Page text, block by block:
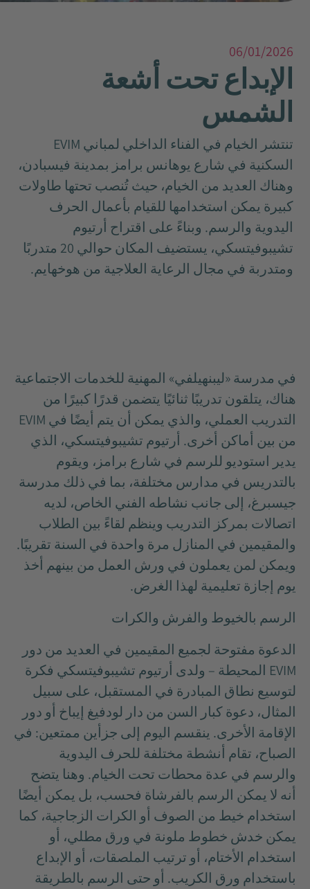
06/01/2026
الإبداع تحت أشعة
الشمس
تنتشر الخيام في الفناء الداخلي لمباني EVIM
السكنية في شارع يوهانس برامز بمدينة فيسبادن،
وهناك العديد من الخيام، حيث تُنصب تحتها طاولات
كبيرة يمكن استخدامها للقيام بأعمال الحرف
اليدوية والرسم. وبناءً على اقتراح أرتيوم
تشيبوفيتسكي، يستضيف المكان حوالي 20 متدربًا
ومتدربة في مجال الرعاية العلاجية من هوخهايم.
في مدرسة «ليبنهيلفي» المهنية للخدمات الاجتماعية
هناك، يتلقون تدريبًا ثنائيًا يتضمن قدرًا كبيرًا من
التدريب العملي، والذي يمكن أن يتم أيضًا في EVIM
من بين أماكن أخرى. أرتيوم تشيبوفيتسكي، الذي
يدير استوديو للرسم في شارع برامز، ويقوم
بالتدريس في مدارس مختلفة، بما في ذلك مدرسة
جيسبرغ، إلى جانب نشاطه الفني الخاص، لديه
اتصالات بمركز التدريب وينظم لقاءً بين الطلاب
والمقيمين في المنازل مرة واحدة في السنة تقريبًا.
ويمكن لمن يعملون في ورش العمل من بينهم أخذ
يوم إجازة تعليمية لهذا الغرض.
الرسم بالخيوط والفرش والكرات
الدعوة مفتوحة لجميع المقيمين في العديد من دور
EVIM المحيطة – ولدى أرتيوم تشيبوفيتسكي فكرة
لتوسيع نطاق المبادرة في المستقبل، على سبيل
المثال، دعوة كبار السن من دار لودفيغ إيباخ أو دور
الإقامة الأخرى. ينقسم اليوم إلى جزأين ممتعين: في
الصباح، تقام أنشطة مختلفة للحرف اليدوية
والرسم في عدة محطات تحت الخيام. وهنا يتضح
أنه لا يمكن الرسم بالفرشاة فحسب، بل يمكن أيضًا
استخدام خيط من الصوف أو الكرات الزجاجية، كما
يمكن خدش خطوط ملونة في ورق مطلي، أو
استخدام الأختام، أو ترتيب الملصقات، أو الإبداع
باستخدام ورق الكريب. أو حتى الرسم بالطريقة